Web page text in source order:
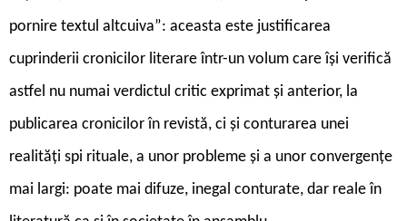
pornire textul altcuiva”: aceasta este justificarea
cuprinderii cronicilor literare într-un volum care își verifică
astfel nu numai verdictul critic exprimat și anterior, la
publicarea cronicilor în revistă, ci și conturarea unei
realități spi rituale, a unor probleme și a unor convergențe
mai largi: poate mai difuze, inegal conturate, dar reale în